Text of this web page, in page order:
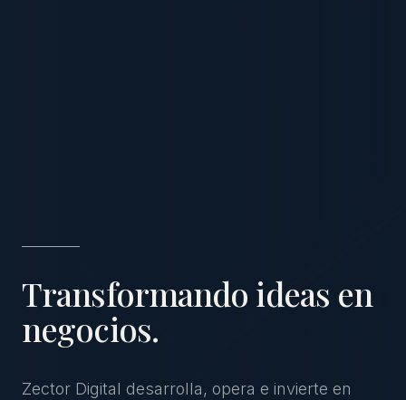
Transformando ideas en
negocios.
Zector Digital desarrolla, opera e invierte en